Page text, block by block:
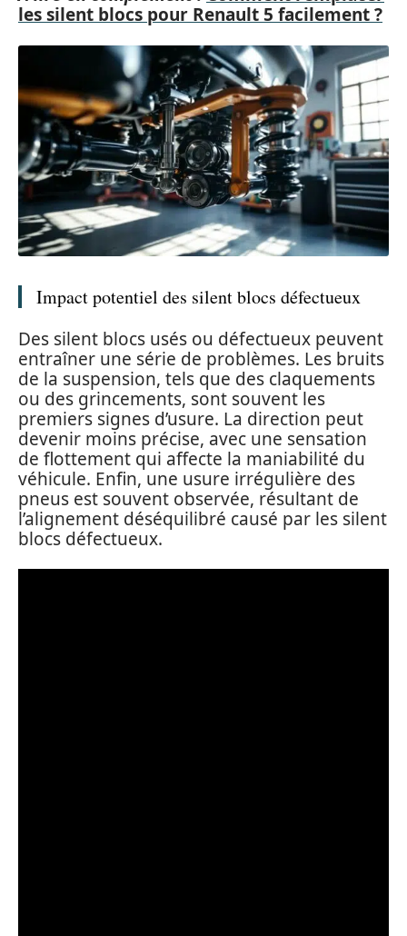
les silent blocs pour Renault 5 facilement ?
Impact potentiel des silent blocs défectueux
Des silent blocs usés ou défectueux peuvent
entraîner une série de problèmes. Les bruits
de la suspension, tels que des claquements
ou des grincements, sont souvent les
premiers signes d’usure. La direction peut
devenir moins précise, avec une sensation
de flottement qui affecte la maniabilité du
véhicule. Enfin, une usure irrégulière des
pneus est souvent observée, résultant de
l’alignement déséquilibré causé par les silent
blocs défectueux.